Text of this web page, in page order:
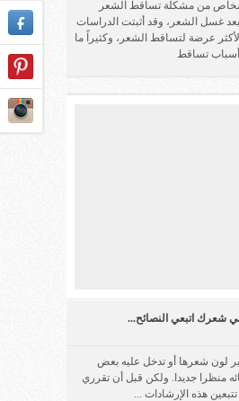
من مشكلة تساقط الشعر
غسل الشعر، وقد أثبتت الدراسات
عرضة لتساقط الشعر، وكثيراً ما
تساقط
شعرك اتبعي النصائح...
لون شعرها أو تدخل عليه بعض
منظرا جديدا. ولكن قبل أن تقرري
هذه الإرشادات ...